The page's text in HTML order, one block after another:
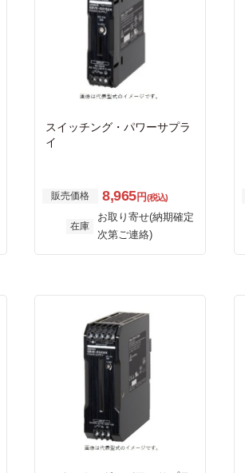
スイッチング・パワーサプラ
イ
販売価格 8,965円(税込)
在庫
お取り寄せ(納期確定
次第ご連絡)